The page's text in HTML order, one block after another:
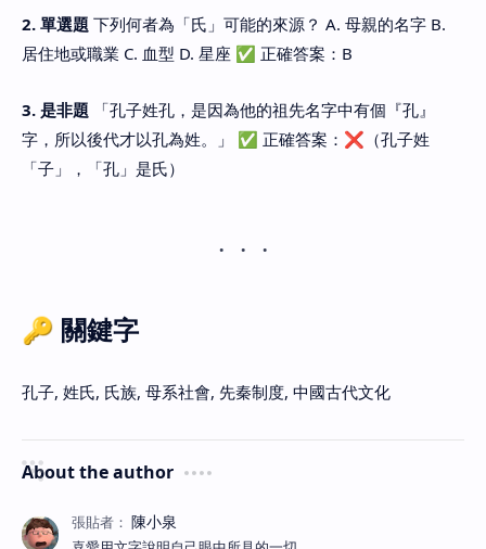
2. 單選題 下列何者為「氏」可能的來源？ A. 母親的名字 B.
居住地或職業 C. 血型 D. 星座 ✅ 正確答案：B
3. 是非題 「孔子姓孔，是因為他的祖先名字中有個『孔』
字，所以後代才以孔為姓。」 ✅ 正確答案：❌（孔子姓
「子」，「孔」是氏）
🔑 關鍵字
孔子, 姓氏, 氏族, 母系社會, 先秦制度, 中國古代文化
About the author